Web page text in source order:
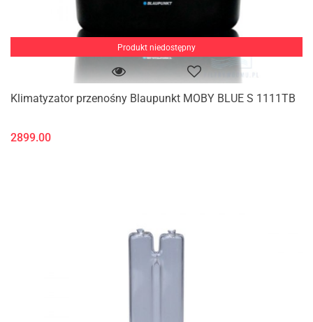
Produkt niedostępny
Klimatyzator przenośny Blaupunkt MOBY BLUE S 1111TB
2899.00